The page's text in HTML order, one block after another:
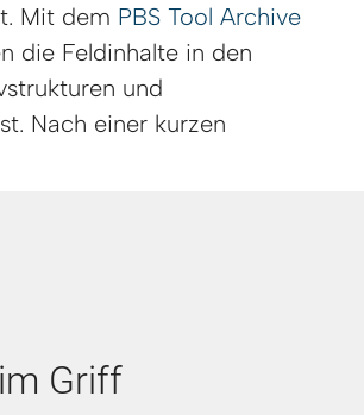
Mit dem PBS Tool Archive
die Feldinhalte in den
und
Nach einer kurzen
Griff